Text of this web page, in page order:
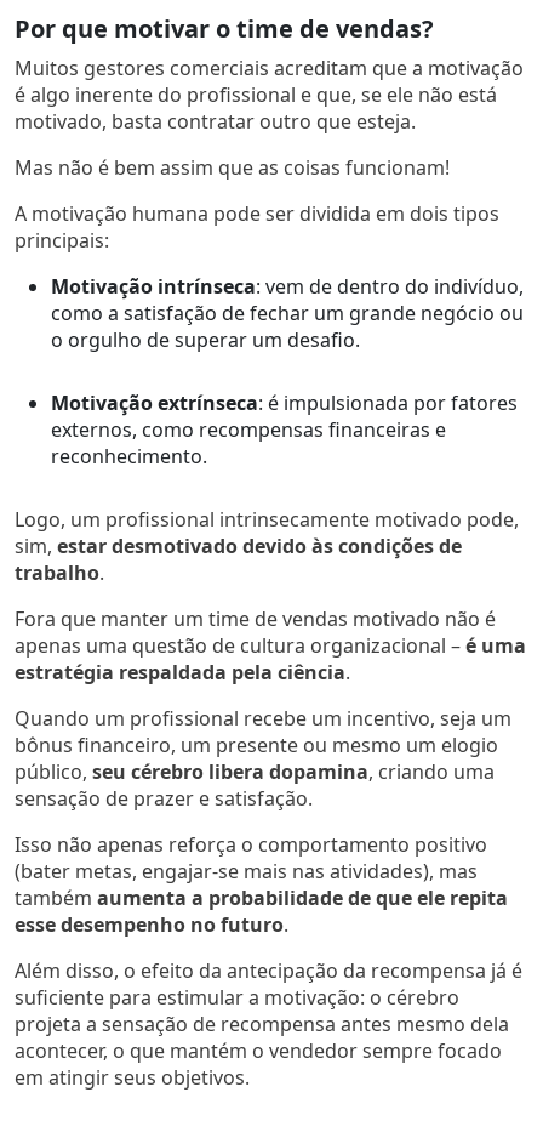
Por que motivar o time de vendas?
Muitos gestores comerciais acreditam que a motivação
é algo inerente do profissional e que, se ele não está
motivado, basta contratar outro que esteja.
Mas não é bem assim que as coisas funcionam!
A motivação humana pode ser dividida em dois tipos
principais:
Motivação intrínseca: vem de dentro do indivíduo,
como a satisfação de fechar um grande negócio ou
o orgulho de superar um desafio.
Motivação extrínseca: é impulsionada por fatores
externos, como recompensas financeiras e
reconhecimento.
Logo, um profissional intrinsecamente motivado pode,
sim, estar desmotivado devido às condições de
trabalho.
Fora que manter um time de vendas motivado não é
apenas uma questão de cultura organizacional –é uma
estratégia respaldada pela ciência.
Quando um profissional recebe um incentivo, seja um
bônus financeiro, um presente ou mesmo um elogio
público, seu cérebro libera dopamina, criando uma
sensação de prazer e satisfação.
Isso não apenas reforça o comportamento positivo
(bater metas, engajar-se mais nas atividades), mas
também aumenta a probabilidade de que ele repita
esse desempenho no futuro.
Além disso, o efeito da antecipação da recompensa já é
suficiente para estimular a motivação: o cérebro
projeta a sensação de recompensa antes mesmo dela
acontecer, o que mantém o vendedor sempre focado
em atingir seus objetivos.